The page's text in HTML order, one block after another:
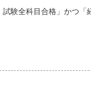
験全科目合格」かつ「